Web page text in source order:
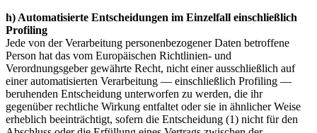
h) Automatisierte Entscheidungen im Einzelfall einschließlich
Profiling
Jede von der Verarbeitung personenbezogener Daten betroffene
Person hat das vom Europäischen Richtlinien- und
Verordnungsgeber gewährte Recht, nicht einer ausschließlich auf
einer automatisierten Verarbeitung — einschließlich Profiling —
beruhenden Entscheidung unterworfen zu werden, die ihr
gegenüber rechtliche Wirkung entfaltet oder sie in ähnlicher Weise
erheblich beeinträchtigt, sofern die Entscheidung (1) nicht für den